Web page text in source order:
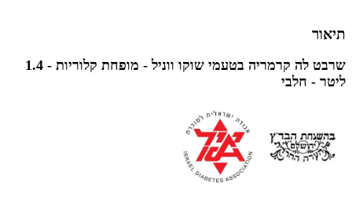
תיאור
שרבט לה קרמריה בטעמי שוקו ווניל - מופחת קלוריות - 1.4
ליטר - חלבי